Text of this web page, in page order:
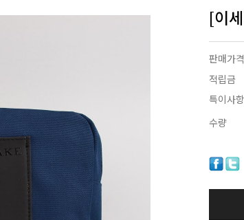
[이
판매가격
적립금
특이사항
수량